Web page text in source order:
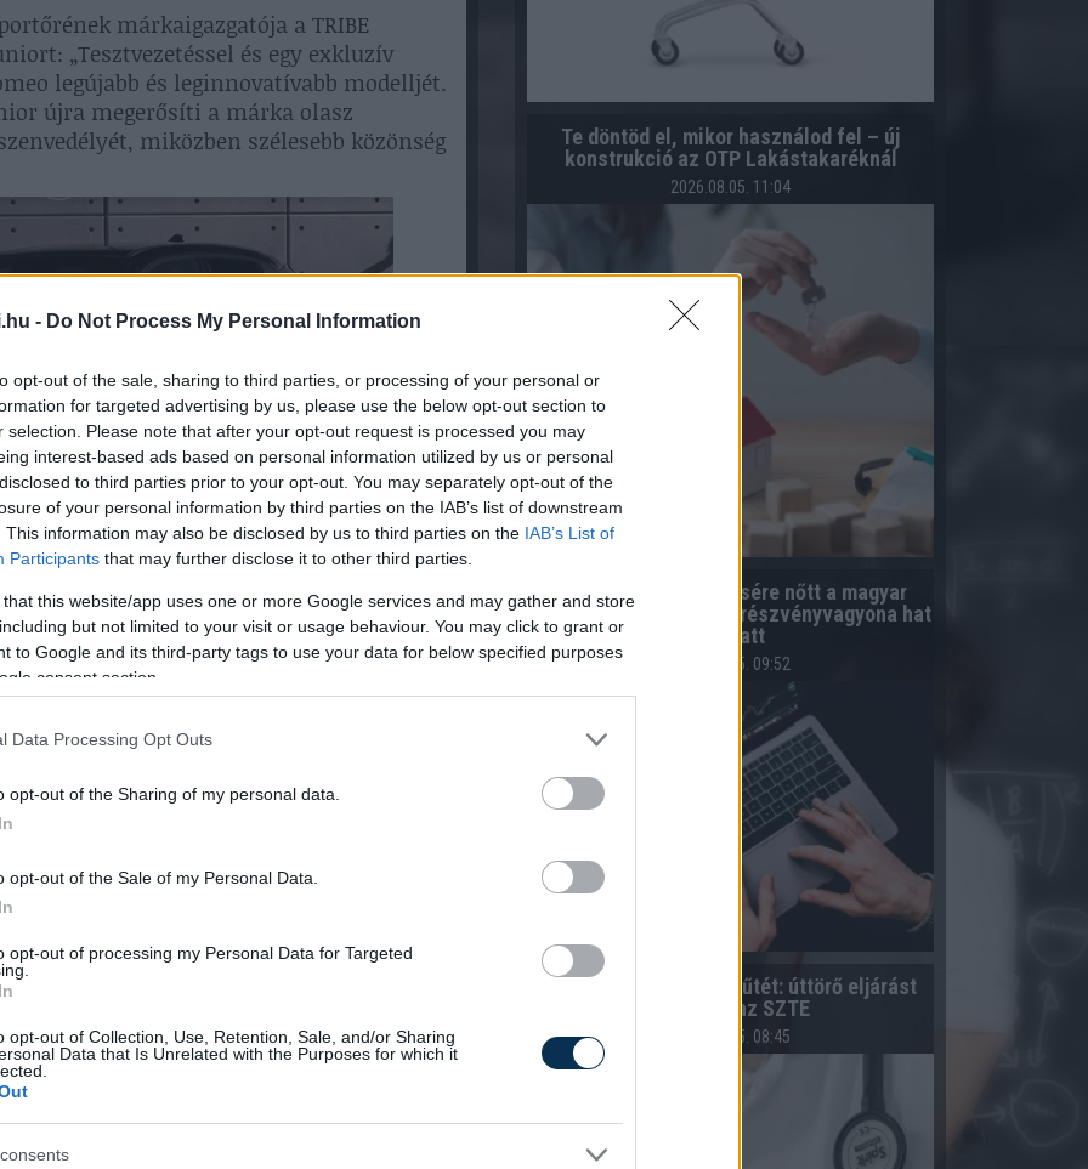
- Do Not Process My Personal Information
opt-out of the sale, sharing to third parties, or processing of your personal or
for targeted advertising by us, please use the below opt-out section to
selection. Please note that after your opt-out request is processed you may
interest-based ads based on personal information utilized by us or personal
to third parties prior to your opt-out. You may separately opt-out of the
of your personal information by third parties on the IAB’s list of downstream
This information may also be disclosed by us to third parties on the IAB’s List of
Participants that may further disclose it to other third parties.
that this website/app uses one or more Google services and may gather and store
but not limited to your visit or usage behaviour. You may click to grant or
to Google and its third-party tags to use your data for below specified purposes
consent section.
Data Processing Opt Outs
opt-out of the Sharing of my personal data.
opt-out of the Sale of my Personal Data.
opt-out of processing my Personal Data for Targeted
opt-out of Collection, Use, Retention, Sale, and/or Sharing
Data that Is Unrelated with the Purposes for which it
márkaigazgatója a TRIBE
„Tesztvezetéssel és egy exkluzív
legújabb és leginnovatívabb modelljét.
újra megerősíti a márka olasz
miközben szélesebb közönség
a legendás Alfa Romeo vezetési élmény
a karosszéria alá. A Junior az Alfa
jelenti, amely Olaszországban és
A modell az Alfa Romeo sportos
meg kompakt méretben, ez főként
vonzó. Az Alfa Romeo Junior többféle
kivitelben is elérhető.
kínál a vezetési dinamika és a
között ez az autó kiemelkedik
fő változata:
amely az első a szegmensben
hűtőráccsal, 18 colos „Fori”
akár 410 km hatótávval.
Te döntöd el, mikor használod fel – új
konstrukció az OTP Lakástakaréknál
2026.08.05. 11:04
Több mint négyszeresére nőtt a magyar
háztartások közvetlen részvényvagyona hat
év alatt
2026.08.05. 09:52
Endoszkópos gerincműtét: úttörő eljárást
mutat be az SZTE
2026.08.05. 08:45